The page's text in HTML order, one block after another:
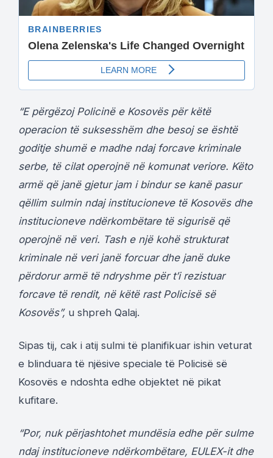
“E përgëzoj Policinë e Kosovës për këtë
operacion të suksesshëm dhe besoj se është
goditje shumë e madhe ndaj forcave kriminale
serbe, të cilat operojnë në komunat veriore. Këto
armë që janë gjetur jam i bindur se kanë pasur
qëllim sulmin ndaj institucioneve të Kosovës dhe
institucioneve ndërkombëtare të sigurisë që
operojnë në veri. Tash e një kohë strukturat
kriminale në veri janë forcuar dhe janë duke
përdorur armë të ndryshme për t’i rezistuar
forcave të rendit, në këtë rast Policisë së
Kosovës”, u shpreh Qalaj.
Sipas tij, cak i atij sulmi të planifikuar ishin veturat
e blinduara të njësive speciale të Policisë së
Kosovës e ndoshta edhe objektet në pikat
kufitare.
“Por, nuk përjashtohet mundësia edhe për sulme
ndaj institucioneve ndërkombëtare, EULEX-it dhe